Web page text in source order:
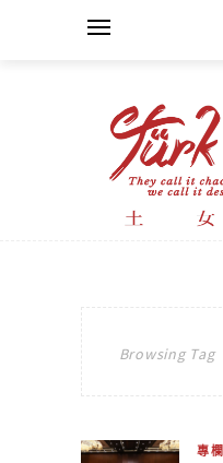
Browsing Tag
專欄